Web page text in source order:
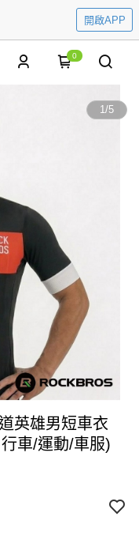
開啟APP
0
1/5
英雄男短車衣
車/運動/車服)